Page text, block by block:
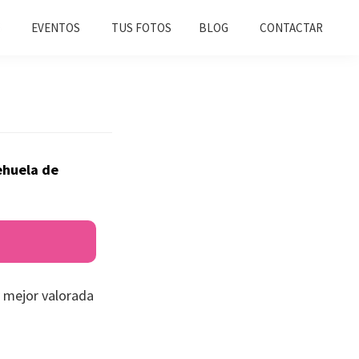
EVENTOS TUS FOTOS BLOG CONTACTAR
de
mejor valorada